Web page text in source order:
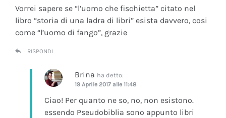
Vorrei sapere se “l’uomo che fischietta” citato nel
libro “storia di una ladra di libri” esista davvero, cosi
come “l’uomo di fango”, grazie
RISPONDI
Brina ha detto:
19 Aprile 2017 alle 11:48
Ciao! Per quanto ne so, no, non esistono.
essendo Pseudobiblia sono appunto libri